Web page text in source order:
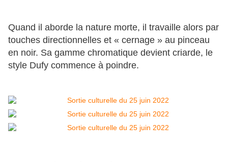
Quand il aborde la nature morte, il travaille alors par
touches directionnelles et « cernage » au pinceau
en noir. Sa gamme chromatique devient criarde, le
style Dufy commence à poindre.